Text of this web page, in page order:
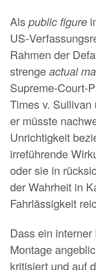
Als public figure
Rahmen der
strengeactual
Times v.
er müsste
Unrichtigkeit
irreführende
oder sie in
der Wahrheit in
Fahrlässigkeit
Dass ein
Montage
kritisiert und auf